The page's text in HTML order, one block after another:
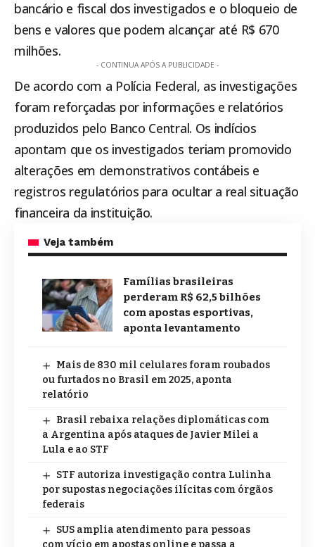
bancário e fiscal dos investigados e o bloqueio de
bens e valores que podem alcançar até R$ 670
milhões.
- CONTINUA APÓS A PUBLICIDADE -
De acordo com a Polícia Federal, as investigações
foram reforçadas por informações e relatórios
produzidos pelo Banco Central. Os indícios
apontam que os investigados teriam promovido
alterações em demonstrativos contábeis e
registros regulatórios para ocultar a real situação
financeira da instituição.
Veja também
Famílias brasileiras
perderam R$ 62,5 bilhões
com apostas esportivas,
aponta levantamento
Mais de 830 mil celulares foram roubados
ou furtados no Brasil em 2025, aponta
relatório
Brasil rebaixa relações diplomáticas com
a Argentina após ataques de Javier Milei a
Lula e ao STF
STF autoriza investigação contra Lulinha
por supostas negociações ilícitas com órgãos
federais
SUS amplia atendimento para pessoas
com vício em apostas online e passa a